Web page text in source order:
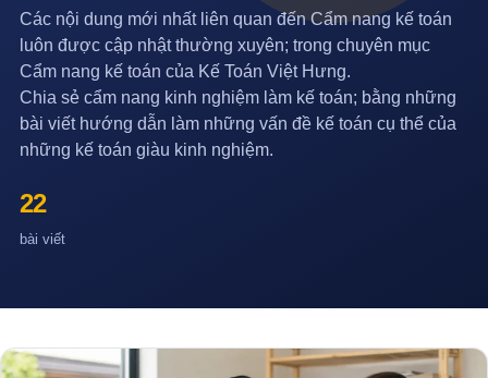
Các nội dung mới nhất liên quan đến Cẩm nang kế toán
luôn được cập nhật thường xuyên; trong chuyên mục
Cẩm nang kế toán của Kế Toán Việt Hưng.
Chia sẻ cẩm nang kinh nghiệm làm kế toán; bằng những
bài viết hướng dẫn làm những vấn đề kế toán cụ thể của
những kế toán giàu kinh nghiệm.
22
bài viết